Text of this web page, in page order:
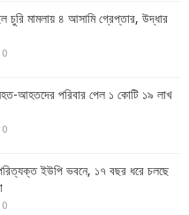
চুরি মামলায় ৪ আসামি গ্রেপ্তার, উদ্ধার
0
আহতদের পরিবার পেল ১ কোটি ১৯ লাখ
0
ইউপি ভবনে, ১৭ বছর ধরে চলছে
0